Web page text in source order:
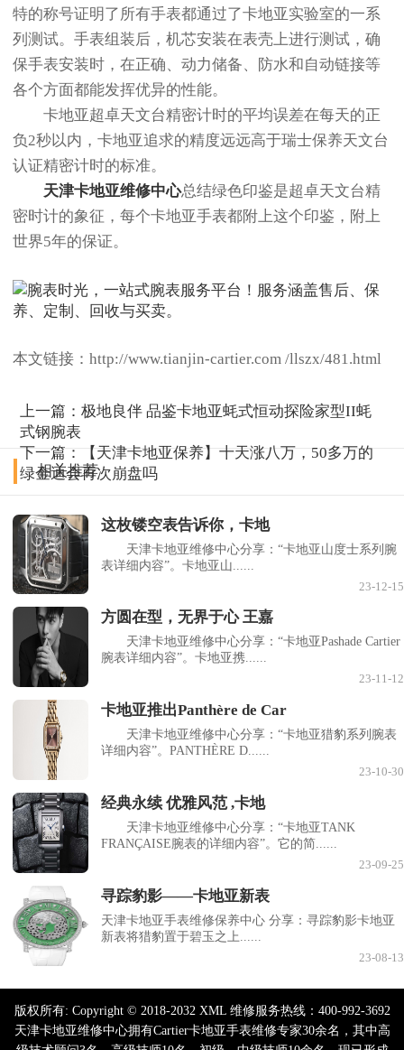
特的称号证明了所有手表都通过了卡地亚实验室的一系
列测试。手表组装后，机芯安装在表壳上进行测试，确
保手表安装时，在正确、动力储备、防水和自动链接等
各个方面都能发挥优异的性能。
卡地亚超卓天文台精密计时的平均误差在每天的正
负2秒以内，卡地亚追求的精度远远高于瑞士保养天文台
认证精密计时的标准。
天津卡地亚维修中心总结绿色印鉴是超卓天文台精
密时计的象征，每个卡地亚手表都附上这个印鉴，附上
世界5年的保证。
本文链接：http://www.tianjin-cartier.com /llszx/481.html
上一篇：极地良伴 品鉴卡地亚蚝式恒动探险家型II蚝
式钢腕表
下一篇：
【天津卡地亚保养】十天涨八万，50多万的
绿金迪会再次崩盘吗
相关推荐
这枚镂空表告诉你，卡地
天津卡地亚维修中心分享：“卡地亚山度士系列腕
表详细内容”。卡地亚山......
23-12-15
方圆在型，无界于心 王嘉
天津卡地亚维修中心分享：“卡地亚Pashade Cartier
腕表详细内容”。卡地亚携......
23-11-12
卡地亚推出Panthère de Car
天津卡地亚维修中心分享：“卡地亚猎豹系列腕表
详细内容”。PANTHÈRE D......
23-10-30
经典永续 优雅风范 ,卡地
天津卡地亚维修中心分享：“卡地亚TANK
FRANÇAISE腕表的详细内容”。它的简......
23-09-25
寻踪豹影——卡地亚新表
天津卡地亚手表维修保养中心 分享：寻踪豹影卡地亚
新表将猎豹置于碧玉之上......
23-08-13
版权所有: Copyright © 2018-2032 XML 维修服务热线：400-992-3692
天津卡地亚维修中心拥有Cartier卡地亚手表维修专家30余名，其中高